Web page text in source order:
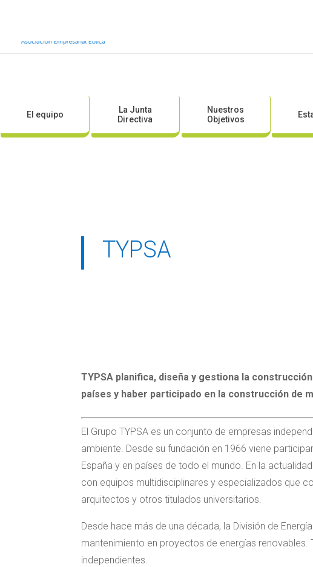
El equipo
La Junta
Directiva
Nuestros
Objetivos
TYPSA
TYPSA planifica, diseña y gestiona la
países y haber participado en la construcción de
El Grupo TYPSA es un conjunto de empresas
ambiente. Desde su fundación en 1966 viene
España y en países de todo el mundo. En la
con equipos multidisciplinares y especializados que
arquitectos y otros titulados universitarios.
Desde hace más de una década, la División de
mantenimiento en proyectos de energías
independientes.